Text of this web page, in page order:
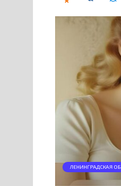
ЛЕНИНГРАДСКАЯ